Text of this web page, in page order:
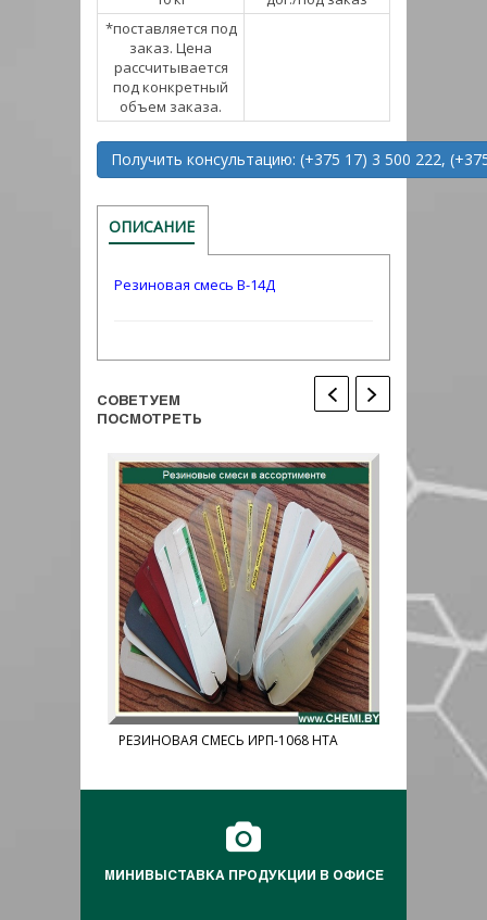
*поставляется под
заказ. Цена
рассчитывается
под конкретный
объем заказа.
Получить консультацию: (+375 17) 3 500 222,
ОПИСАНИЕ
Резиновая смесь В-14Д
СОВЕТУЕМ
ПОСМОТРЕТЬ
РЕЗИНОВАЯ СМЕСЬ ИРП-1068 НТА
МИНИВЫСТАВКА ПРОДУКЦИИ В ОФИСЕ